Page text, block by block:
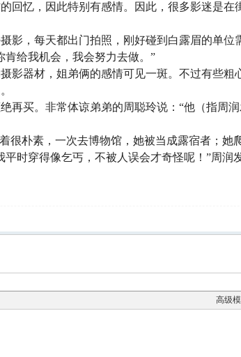
回忆，因此特别有感情。因此，很多影迷是在
影，每天都出门拍照，刚好碰到白露眉的单位
给我机会，我会努力去做。”
影器材，姐弟俩的感情可见一斑。不过有些粗
再买。非常体谅弟弟的周聪玲说：“他（指周
很朴素，一次去博物馆，她被当成露宿者；她
时穿得像乞丐，不被人误会才奇怪呢！”周润
高级